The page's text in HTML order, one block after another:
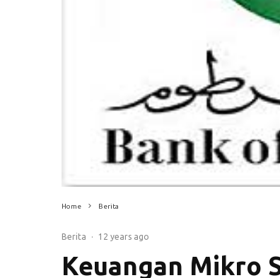
Home Berita
Berita · 12 years ago
Keuangan Mikro